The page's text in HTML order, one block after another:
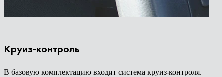
Круиз-контроль
В базовую комплектацию входит система круиз-контроля.